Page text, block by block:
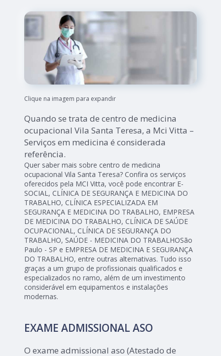
Clique na imagem para expandir
Quando se trata de centro de medicina
ocupacional Vila Santa Teresa, a Mci Vitta –
Serviços em medicina é considerada
referência.
Quer saber mais sobre centro de medicina
ocupacional Vila Santa Teresa? Confira os serviços
oferecidos pela MCI Vitta, você pode encontrar E-
SOCIAL, CLÍNICA DE SEGURANÇA E MEDICINA DO
TRABALHO, CLÍNICA ESPECIALIZADA EM
SEGURANÇA E MEDICINA DO TRABALHO, EMPRESA
DE MEDICINA DO TRABALHO, CLÍNICA DE SAÚDE
OCUPACIONAL, CLÍNICA DE SEGURANÇA DO
TRABALHO, SAÚDE - MEDICINA DO TRABALHOSão
Paulo - SP e EMPRESA DE MEDICINA E SEGURANÇA
DO TRABALHO, entre outras alternativas. Tudo isso
graças a um grupo de profissionais qualificados e
especializados no ramo, além de um investimento
considerável em equipamentos e instalações
modernas.
EXAME ADMISSIONAL ASO
O exame admissional aso (Atestado de